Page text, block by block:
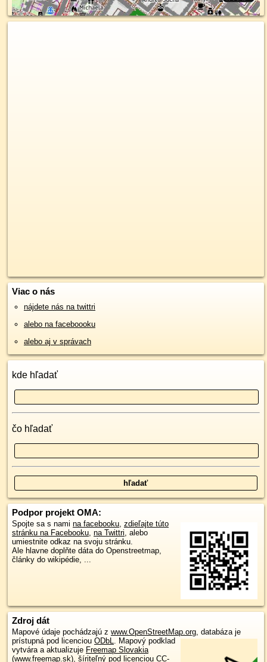
Viac o nás
nájdete nás na twittri
alebo na faceboooku
alebo aj v správach
kde hľadať
čo hľadať
Podpor projekt OMA:
Spojte sa s nami na facebooku, zdieľajte túto
stránku na Facebooku, na Twittri, alebo
umiestnite odkaz na svoju stránku.
Ale hlavne doplňte dáta do Openstreetmap,
články do wikipédie, ...
Zdroj dát
Mapové údaje pochádzajú z www.OpenStreetMap.org , databáza je
prístupná pod licenciou ODbL
Mapový podklad
vytvára a aktualizuje Freemap Slovakia
(www.freemap.sk) , šíriteľný pod licenciou CC-